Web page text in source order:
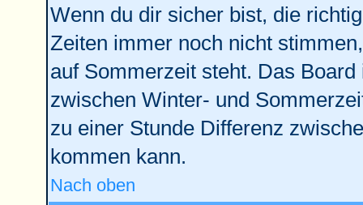
Wenn du dir sicher bist, die
Zeiten immer noch nicht
auf Sommerzeit steht. Das
zwischen Winter- und
zu einer Stunde Differenz
kommen kann.
Nach oben